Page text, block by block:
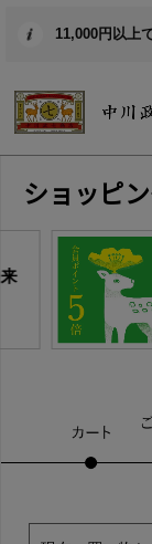
11,000円以上
ショッピ